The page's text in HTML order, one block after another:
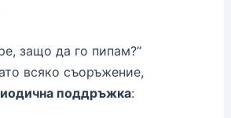
защо да го пипам?“
всяко съоръжение,
поддръжка: